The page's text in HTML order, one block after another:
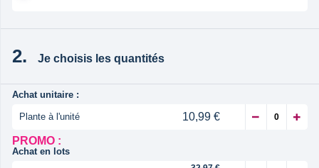
Je choisis les quantités
Achat unitaire :
Plante à l'unité
10,99 €
PROMO :
Achat en lots